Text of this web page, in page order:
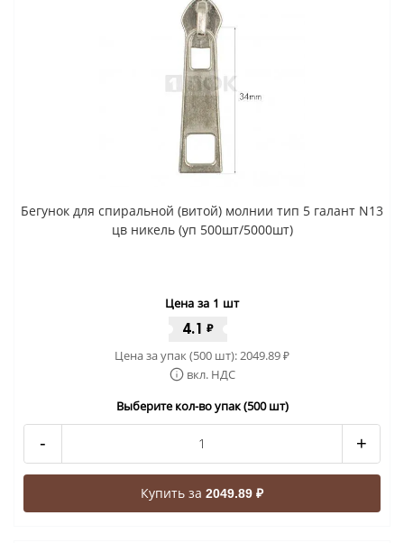
Бегунок для спиральной (витой) молнии тип 5 галант N13
цв никель (уп 500шт/5000шт)
Цена за 1 шт
4.1 ₽
Цена за упак (500 шт): 2049.89₽
вкл. НДС
Выберите кол-во упак (500 шт)
- +
Купить за 2049.89 ₽